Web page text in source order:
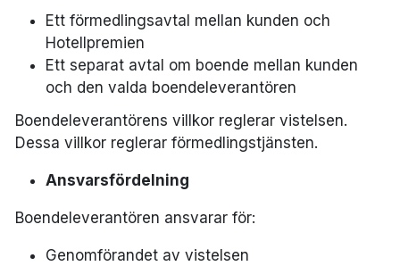
Ett förmedlingsavtal mellan kunden och
Hotellpremien
Ett separat avtal om boende mellan kunden
och den valda boendeleverantören
Boendeleverantörens villkor reglerar vistelsen.
Dessa villkor reglerar förmedlingstjänsten.
Ansvarsfördelning
Boendeleverantören ansvarar för:
Genomförandet av vistelsen